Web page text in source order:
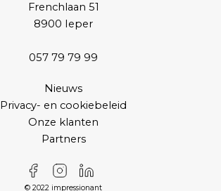
Frenchlaan 51
8900 Ieper
057 79 79 99
Nieuws
Privacy- en cookiebeleid
Onze klanten
Partners
© 2022 impressionant